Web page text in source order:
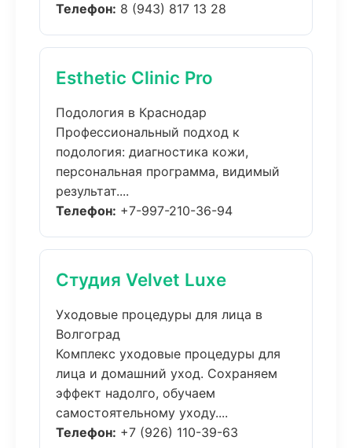
Телефон: 8 (943) 817 13 28
Esthetic Clinic Pro
Подология в Краснодар
Профессиональный подход к
подология: диагностика кожи,
персональная программа, видимый
результат....
Телефон: +7-997-210-36-94
Студия Velvet Luxe
Уходовые процедуры для лица в
Волгоград
Комплекс уходовые процедуры для
лица и домашний уход. Сохраняем
эффект надолго, обучаем
самостоятельному уходу....
Телефон: +7 (926) 110-39-63